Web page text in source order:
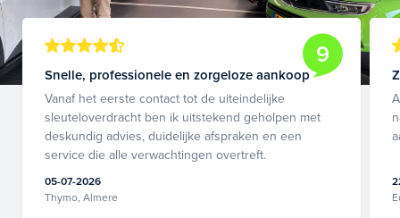
9
Snelle, professionele en zorgeloze aankoop
Vanaf het eerste contact tot de uiteindelijke
sleuteloverdracht ben ik uitstekend geholpen met
deskundig advies, duidelijke afspraken en een
service die alle verwachtingen overtreft.
05-07-2026
Thymo, Almere